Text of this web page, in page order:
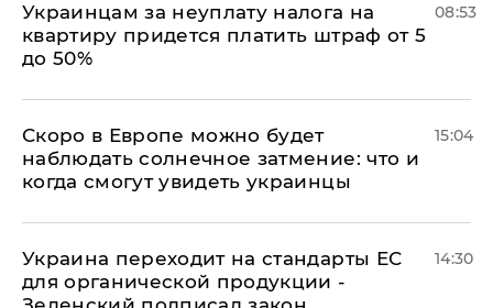
Украинцам за неуплату налога на
квартиру придется платить штраф от 5
до 50%
08:53
Скоро в Европе можно будет
наблюдать солнечное затмение: что и
когда смогут увидеть украинцы
15:04
Украина переходит на стандарты ЕС
для органической продукции -
14:30